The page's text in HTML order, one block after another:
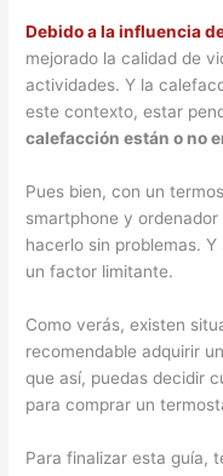
Debido a la influencia
mejorado la calidad de
actividades. Y la
este contexto, estar
calefacción están o no
Pues bien, con un
smartphone y
hacerlo sin problemas.
un factor limitante.
Como verás, existen
recomendable adquirir
que así, puedas decidir
para comprar un
Para finalizar esta guía,